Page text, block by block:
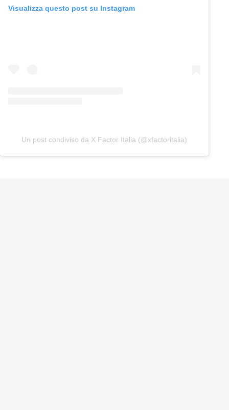
Visualizza questo post su Instagram
Un post condiviso da X Factor Italia (@xfactoritalia)